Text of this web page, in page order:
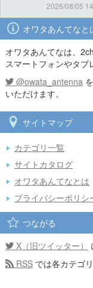
2026/08/05
オワタあんてなと
オワタあんてなは、
スマートフォンやタブ
@owata_antenna
いただけます。
サイトマップ
カテゴリ一覧
サイトカタログ
オワタあんてなとは
プライバシーポリシ
つながる
X（旧ツイッター）
RSS では各カテゴ